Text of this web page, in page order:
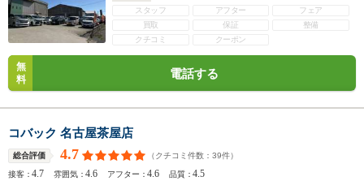
スタッフ
アフター
フェア
買取
保証
整備
クチコミ
クーポン
無
料
電話する
コバック 名古屋茶屋店
総合評価 4.7 （クチコミ件数： 39件）
接客：4.7 雰囲気：4.6 アフター：4.6 品質：4.5